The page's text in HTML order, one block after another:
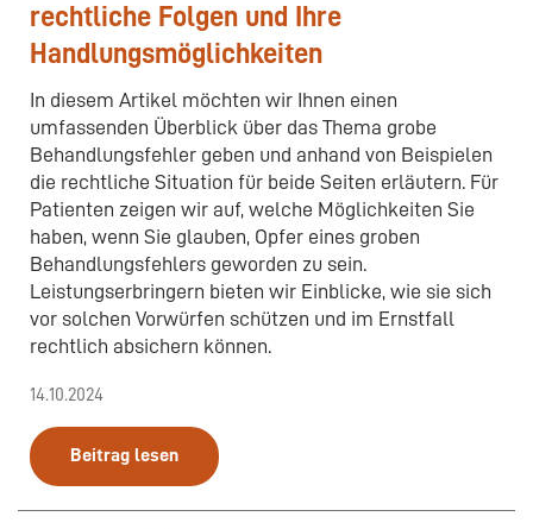
rechtliche Folgen und Ihre
Handlungsmöglichkeiten
In diesem Artikel möchten wir Ihnen einen
umfassenden Überblick über das Thema grobe
Behandlungsfehler geben und anhand von Beispielen
die rechtliche Situation für beide Seiten erläutern. Für
Patienten zeigen wir auf, welche Möglichkeiten Sie
haben, wenn Sie glauben, Opfer eines groben
Behandlungsfehlers geworden zu sein.
Leistungserbringern bieten wir Einblicke, wie sie sich
vor solchen Vorwürfen schützen und im Ernstfall
rechtlich absichern können.
14.10.2024
Beitrag lesen